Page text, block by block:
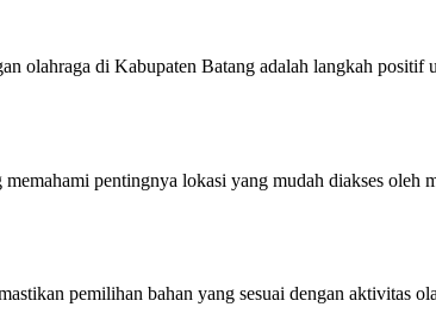
olahraga di Kabupaten Batang adalah langkah positif
pentingnya lokasi yang mudah diakses oleh
pemilihan bahan yang sesuai dengan aktivitas